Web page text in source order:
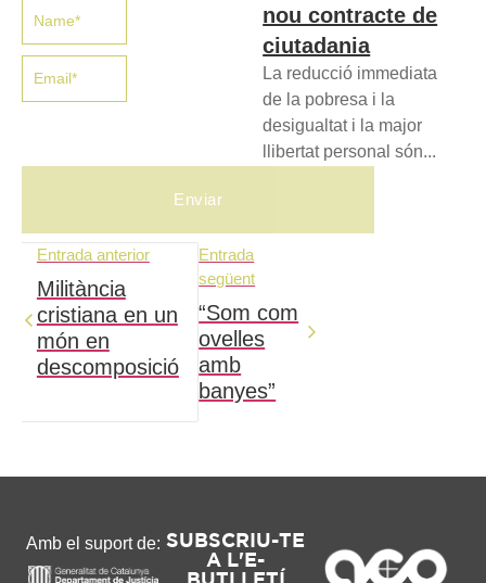
Entrada anterior
Militància
cristiana en un
món en
descomposició
Entrada
següent
“Som com
ovelles
amb
banyes”
nou contracte de
ciutadania
La reducció immediata
de la pobresa i la
desigualtat i la major
llibertat personal són...
Amb el suport de: SUBSCRIU-TE
A L'E-